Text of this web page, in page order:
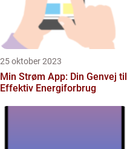
25 oktober 2023
Min Strøm App: Din Genvej til
Effektiv Energiforbrug